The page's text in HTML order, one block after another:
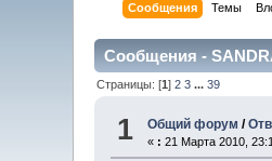
Сообщения Темы
Сообщения -
Страницы: [1]2 3 ...39
1 Общий форум /
« : 21 Марта 2010,